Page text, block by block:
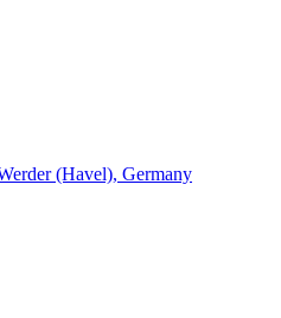
(Havel), Germany